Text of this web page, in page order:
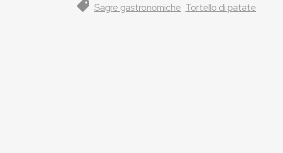
Sagre gastronomiche Tortello di patate